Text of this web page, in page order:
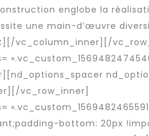
englobe la
une main-d’œuvre
vc_column_inner][/
vc_row_inner]
bottom: 20px